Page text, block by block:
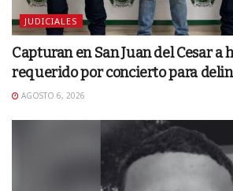
JUDICIALES
Capturan en San Juan del Cesar a
requerido por concierto para
AGOSTO 6, 2026